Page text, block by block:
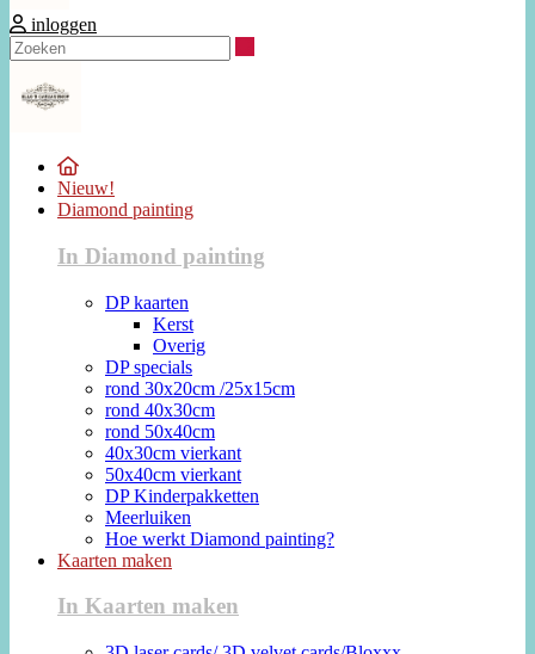
inloggen
Nieuw!
Diamond painting
In Diamond painting
DP kaarten
Kerst
Overig
DP specials
rond 30x20cm /25x15cm
rond 40x30cm
rond 50x40cm
40x30cm vierkant
50x40cm vierkant
DP Kinderpakketten
Meerluiken
Hoe werkt Diamond painting?
Kaarten maken
In Kaarten maken